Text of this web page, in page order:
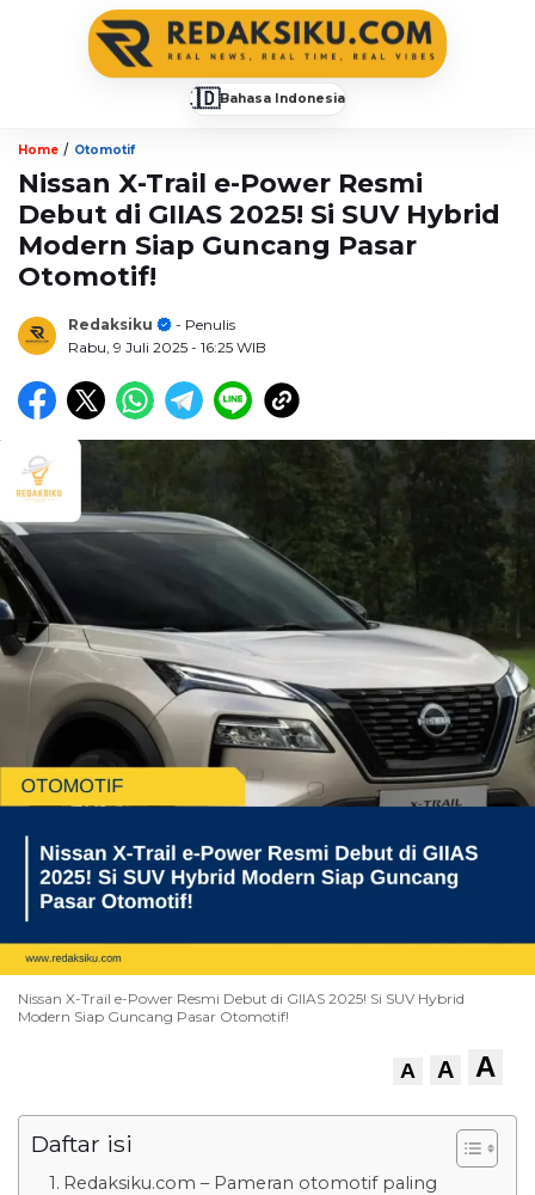
🇮🇩Bahasa Indonesia
Home / Otomotif
Nissan X-Trail e-Power Resmi
Debut di GIIAS 2025! Si SUV Hybrid
Modern Siap Guncang Pasar
Otomotif!
Redaksiku
- Penulis
Rabu, 9 Juli 2025 - 16:25 WIB
Nissan X-Trail e-Power Resmi Debut di GIIAS 2025! Si SUV Hybrid
Modern Siap Guncang Pasar Otomotif!
A A A
Daftar isi
Redaksiku.com – Pameran otomotif paling